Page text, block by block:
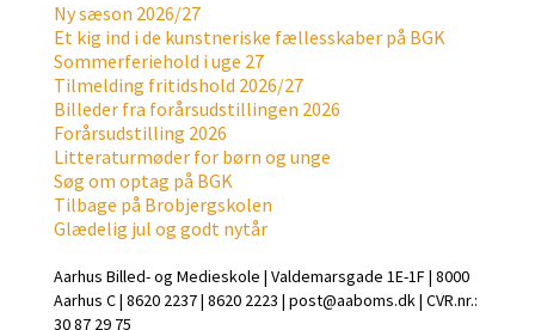
Ny sæson 2026/27
Et kig ind i de kunstneriske fællesskaber på BGK
Sommerferiehold i uge 27
Tilmelding fritidshold 2026/27
Billeder fra forårsudstillingen 2026
Forårsudstilling 2026
Litteraturmøder for børn og unge
Søg om optag på BGK
Tilbage på Brobjergskolen
Glædelig jul og godt nytår
Aarhus Billed- og Medieskole | Valdemarsgade 1E-1F | 8000
Aarhus C | 8620 2237 | 8620 2223 | post@aaboms.dk | CVR.nr.:
30 87 29 75